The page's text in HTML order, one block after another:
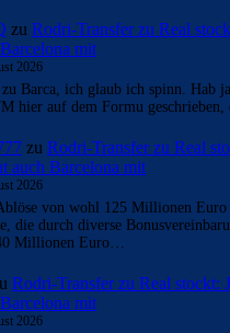
zu Rodri-Transfer zu Real
mit
2026
Barca, ich glaub ich spinn. Hab
hier auf dem Formu
zu Rodri-Transfer zu Real
auch Barcelona mit
2026
von wohl 125 Millionen
die durch diverse
Millionen Euro…
Rodri-Transfer zu Real stockt:
mit
2026